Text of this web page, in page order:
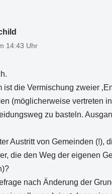
14:43 Uhr
ist die Vermischung zweier
(möglicherweise vertreten
zu basteln.
Austritt von Gemeinden (!),
die den Weg der eigenen
nach Änderung der